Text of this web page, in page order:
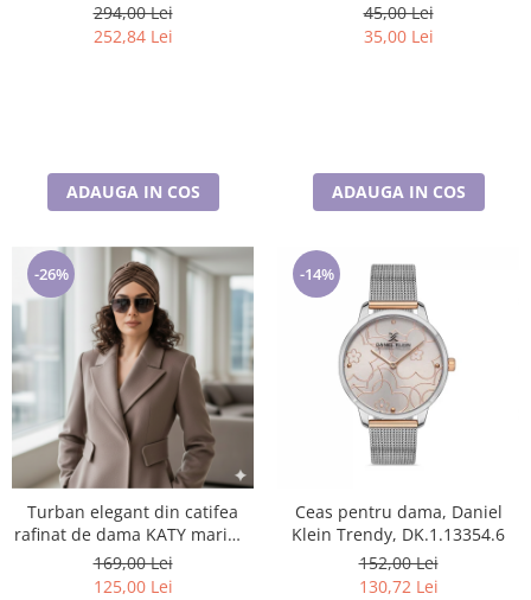
294,00 Lei
252,84 Lei
ADAUGA IN COS
45,00 Lei
35,00 Lei
ADAUGA IN COS
-26%
Turban elegant din catifea
rafinat de dama KATY marime
universala, captuseala polar,
culoare maro Sequoia
169,00 Lei
125,00 Lei
-14%
Ceas pentru dama, Daniel
Klein Trendy, DK.1.13354.6
152,00 Lei
130,72 Lei